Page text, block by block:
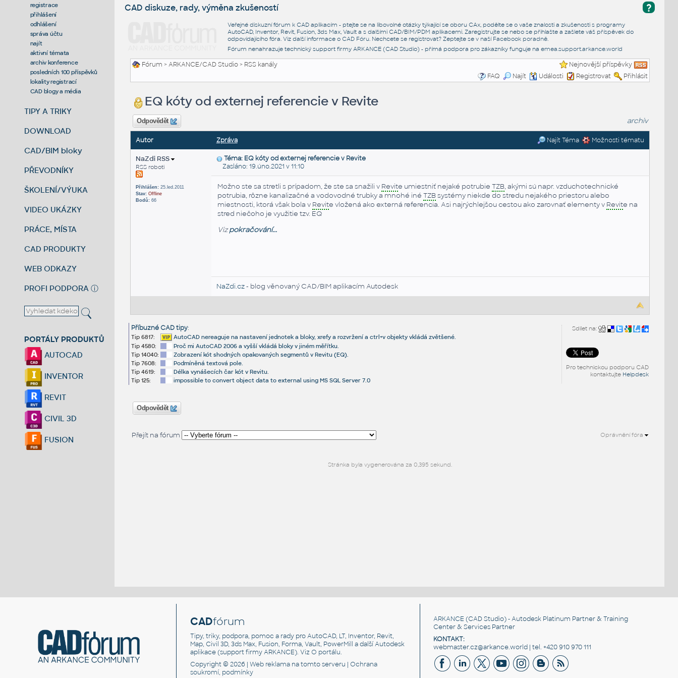
registrace
přihlášení
odhlášení
správa účtu
najít
aktivní témata
archiv konference
posledních 100 příspěvků
lokality registrací
CAD blogy a média
TIPY A TRIKY
DOWNLOAD
CAD/BIM bloky
PŘEVODNÍKY
ŠKOLENÍ/VÝUKA
VIDEO UKÁZKY
PRÁCE, MÍSTA
CAD PRODUKTY
WEB ODKAZY
PROFI PODPORA ⓘ
PORTÁLY PRODUKTŮ
AUTOCAD
INVENTOR
REVIT
CIVIL 3D
FUSION
?
CAD diskuze, rady, výměna zkušeností
Veřejné diskuzní fórum k CAD aplikacím - ptejte se na libovolné otázky týkající se oboru CAx, podělte se o vaše znalosti a zkušenosti s programy
AutoCAD, Inventor, Revit, Fusion, 3ds Max, Vault a s dalšími CAD/BIM/PDM aplikacemi. Zaregistrujte se nebo se přihlašte a zašlete váš příspěvek do
odpovídajícího fóra. Viz další informace o CAD Fóru. Nechcete se registrovat? Zeptejte se v naší Facebook poradně.
Fórum nenahrazuje technický support firmy ARKANCE (CAD Studio) - přímá podpora pro zákazníky funguje na emea.support.arkance.world
Fórum >ARKANCE/CAD Studio> RSS kanály
Nejnovější příspěvky
FAQ
Najít Události Registrovat Přihlásit
EQ kóty od externej referencie v Revite
Odpovědět archiv
Autor Zpráva Najít Téma Možnosti tématu
NaZdi RSS
RSS roboti
Přihlášen:25.led.2011
Stav: Offline
Bodů:66
Téma: EQ kóty od externej referencie v Revite
Zasláno: 19.úno.2021 v 11:10
Možno ste sa stretli s prípadom, že ste sa snažili v Revite umiestniť nejaké potrubie TZB, akými sú napr. vzduchotechnické
potrubia, rôzne kanalizačné a vodovodné trubky a mnohé iné TZBsystémy niekde do stredu nejakého priestoru alebo
miestnosti, ktorá však bola v Revite vložená ako externá referencia. Asi najrýchlejšou cestou ako zarovnať elementy v Revite na
stred niečoho je využitie tzv. EQ
Vizpokračování...
NaZdi.cz- blog věnovaný CAD/BIM aplikacím Autodesk
Sdílet na:
Pro technickou podporu CAD
kontaktujte Helpdesk
Příbuzné CAD tipy:
Tip 6817:
AutoCAD nereaguje na nastavení jednotek a bloky, xrefy a rozvržení a ctrl+v objekty vkládá zvětšené.
Tip 4580:
Proč mi AutoCAD 2006 a vyšší vkládá bloky v jiném měřítku.
Tip 14040:
Zobrazení kót shodných opakovaných segmentů v Revitu (EQ).
Tip 7608:
Podmíněná textová pole.
Tip 4619:
Délka vynášecích čar kót v Revitu.
Tip 125:
impossible to convert object data to external using MS SQL Server 7.0
Odpovědět
Přejít na fórum Oprávnění fóra
Stránka byla vygenerována za 0,395 sekund.
CADfórum
Tipy, triky, podpora, pomoc a rady pro AutoCAD, LT, Inventor, Revit,
Map, Civil 3D, 3ds Max, Fusion, Forma, Vault, PowerMill a další Autodesk
aplikace (support firmy ARKANCE). VizO portálu.
Copyright © 2026 |Web reklama na tomto serveru |Ochrana
soukromí, podmínky
ARKANCE (CAD Studio) - Autodesk Platinum Partner & Training
Center & Services Partner
KONTAKT:
webmaster.cz@arkance.world | tel. +420 910 970 111